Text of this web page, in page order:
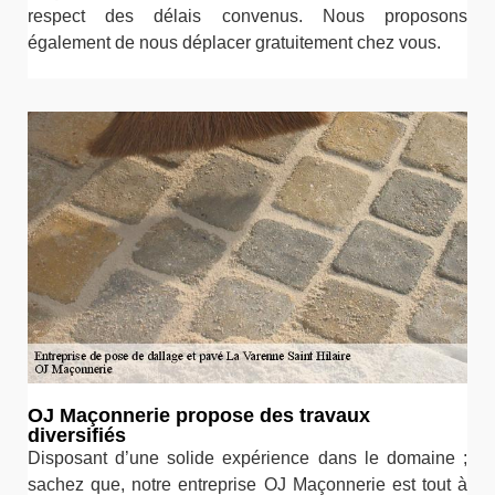
respect des délais convenus. Nous proposons
également de nous déplacer gratuitement chez vous.
OJ Maçonnerie propose des travaux
diversifiés
Disposant d’une solide expérience dans le domaine ;
sachez que, notre entreprise OJ Maçonnerie est tout à